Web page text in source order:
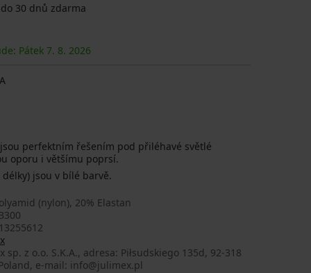
30 dnů zdarma
Pátek 7. 8. 2026
perfektním řešením pod přiléhavé světlé
oporu i většímu poprsí.
jsou v bílé barvě.
(nylon), 20% Elastan
sp. z o.o. S.K.A., adresa: Piłsudskiego 135d, 92-318
e-mail: info@julimex.pl